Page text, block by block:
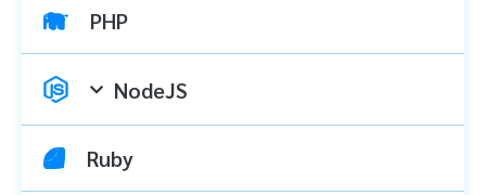
PHP
NodeJS
Ruby